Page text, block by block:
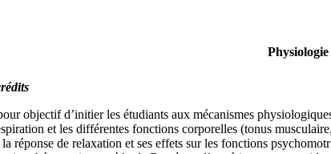
objectif d’initier les étudiants aux mécanismes
et les différentes fonctions corporelles (tonus
réponse de relaxation et ses effets sur les fonctions